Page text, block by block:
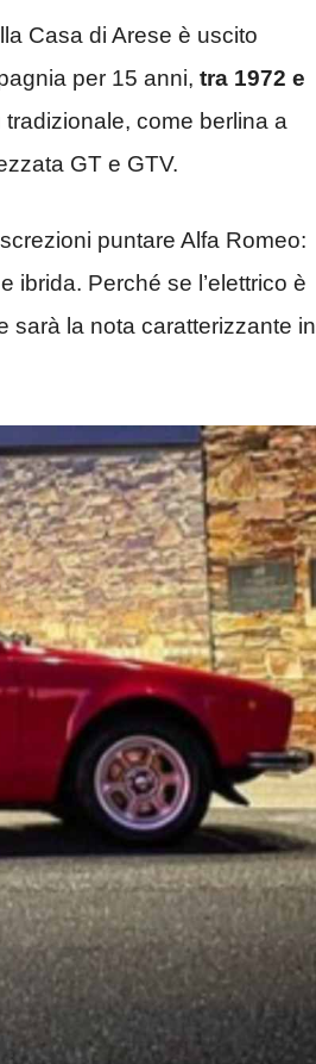
Casa di Arese è uscito
per 15 anni, tra 1972 e
come berlina a
GT e GTV.
puntare Alfa Romeo:
ibrida. Perché se l’elettrico è
sarà la nota caratterizzante in